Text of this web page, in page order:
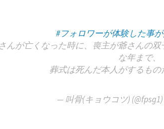
#フォロワーが体験した事
んが亡くなった時に、喪主が爺さんの
な年まで、
葬式は死んだ本人がするもの
— 叫骨(キョウコツ) (@fpsg1)